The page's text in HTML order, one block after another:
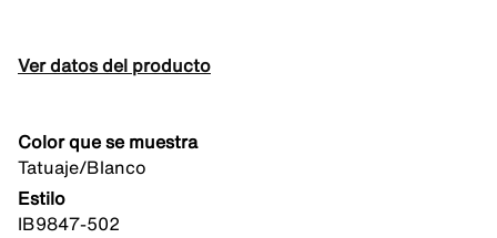
Ver datos del producto
Color que se muestra
Tatuaje/Blanco
Estilo
IB9847-502